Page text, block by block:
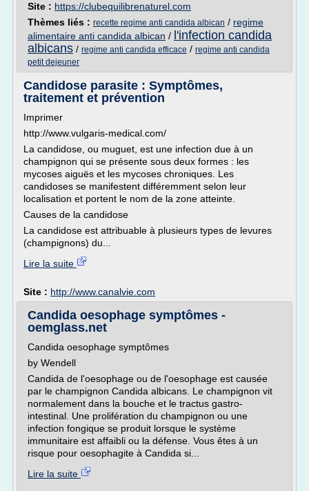
Site : https://clubequilibrenaturel.com
Thèmes liés : recette regime anti candida albican / regime
alimentaire anti candida albican / l'infection candida
albicans / regime anti candida efficace / regime anti candida
petit dejeuner
Candidose parasite : Symptômes,
traitement et prévention
Imprimer
http://www.vulgaris-medical.com/
La candidose, ou muguet, est une infection due à un
champignon qui se présente sous deux formes : les
mycoses aiguës et les mycoses chroniques. Les
candidoses se manifestent différemment selon leur
localisation et portent le nom de la zone atteinte.
Causes de la candidose
La candidose est attribuable à plusieurs types de levures
(champignons) du...
Lire la suite
Site : http://www.canalvie.com
Candida oesophage symptômes -
oemglass.net
Candida oesophage symptômes
by Wendell
Candida de l'oesophage ou de l'oesophage est causée
par le champignon Candida albicans. Le champignon vit
normalement dans la bouche et le tractus gastro-
intestinal. Une prolifération du champignon ou une
infection fongique se produit lorsque le système
immunitaire est affaibli ou la défense. Vous êtes à un
risque pour oesophagite à Candida si...
Lire la suite